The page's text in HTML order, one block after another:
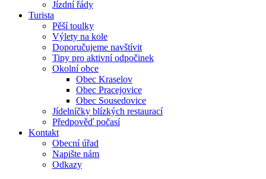
Jízdní řády
Turista
Pěší toulky
Výlety na kole
Doporučujeme navštívit
Tipy pro aktivní odpočinek
Okolní obce
Obec Kraselov
Obec Pracejovice
Obec Sousedovice
Jídelníčky blízkých restaurací
Předpověď počasí
Kontakt
Obecní úřad
Napište nám
Odkazy